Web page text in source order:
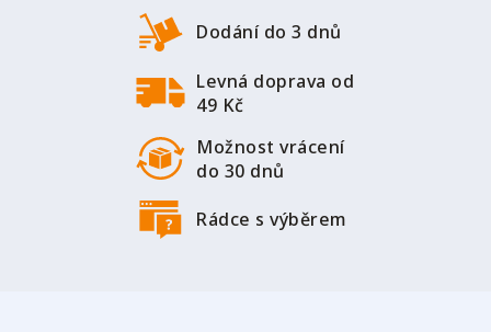
Dodání do 3 dnů
Levná doprava od
49 Kč
Možnost vrácení
do 30 dnů
Rádce s výběrem